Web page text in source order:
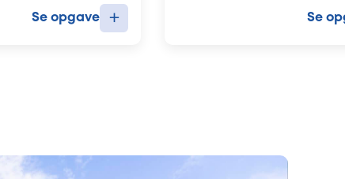
Se opgave + Se